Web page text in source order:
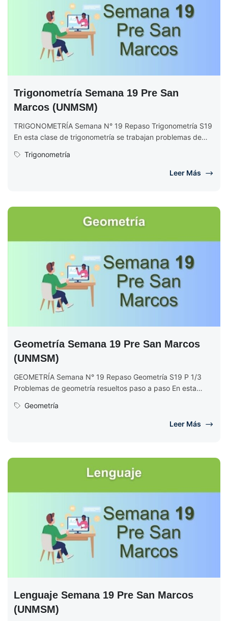
Trigonometría Semana 19 Pre San
Marcos (UNMSM)
TRIGONOMETRÍA Semana N° 19 Repaso Trigonometría S19
En esta clase de trigonometría se trabajan problemas de
Trigonometría
Leer Más
Geometría Semana 19 Pre San Marcos
(UNMSM)
GEOMETRÍA Semana N° 19 Repaso Geometría S19 P 1/3
Problemas de geometría resueltos paso a paso En esta
Geometría
Leer Más
Lenguaje Semana 19 Pre San Marcos
(UNMSM)